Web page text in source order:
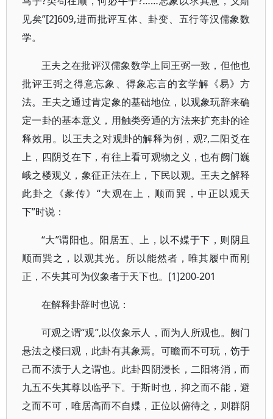
见矣”[2]609,进而批评互体、卦变、五行等汉儒象数
学。
王夫之在批评汉儒象数学上同王弼一致，但他也
批评王弼之得意忘象、得象忘言的玄学解《易》方
法。王夫之通过肯定象的基础地位，以观象玩辞来确
定一卦的基本意义，用触类旁通的方法来扩充卦的诠
释效用。以王夫之对观卦的解释为例，观?,二阳爻在
上，四阴爻在下，有往上看可观物之义，也有阙门巍
峨之楼观义，象征正法在上，下民以观。王夫之解释
此卦之《彖传》“大观在上，顺而巽，中正以观天
下”时说：
“大”谓阳也。阳居五、上，以不媟于下，则阴且
顺而巽之，以观其光。所以能然者，唯其履中而刚
正，不失其可为仪象者于天下也。[1]200-201
在解释卦辞时也说：
可观之谓“观”,以仪象示人，而为人所观也。阙门
悬法之楼曰观，此卦有其象焉。可瞻而不可玩，饬于
己而不渎于人之谓也。此卦四阴浸长，二阳将消，而
九五不失其尊以临乎下。于斯时也，抑之而不能，避
之而不可，唯居高而不自媟，正位以俯待之，则群阴